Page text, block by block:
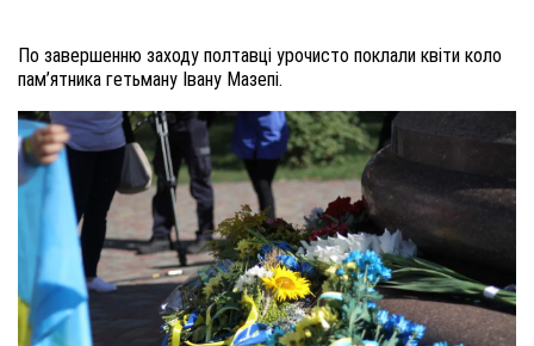
По завершенню заходу полтавці урочисто поклали квіти коло
пам’ятника гетьману Івану Мазепі.